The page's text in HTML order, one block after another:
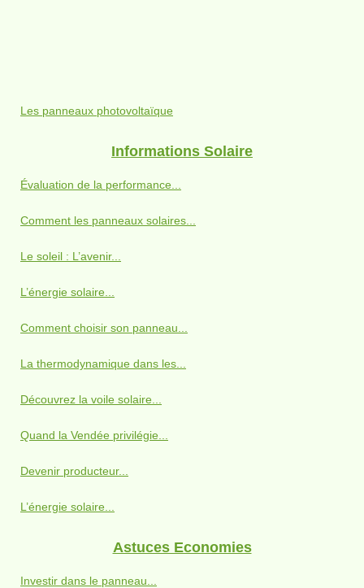
Les panneaux photovoltaïque
Informations Solaire
Évaluation de la performance...
Comment les panneaux solaires...
Le soleil : L’avenir...
L’énergie solaire...
Comment choisir son panneau...
La thermodynamique dans les...
Découvrez la voile solaire...
Quand la Vendée privilégie...
Devenir producteur...
L’énergie solaire...
Astuces Economies
Investir dans le panneau...